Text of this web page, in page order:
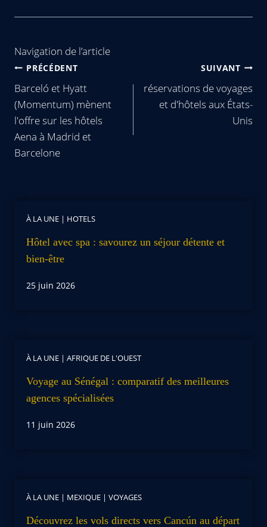
Navigation de l’article
PRÉCÉDENT
Barceló et Hyatt
(Momentum) mènent
l'offre sur les hôtels
Aena à Madrid et
Barcelone
SUIVANT
réservations de voyages
et d'hôtels aux États-
Unis
À LA UNE | HOTELS
Hôtel avec spa : savourez un séjour détente et
bien-être
25 juin 2026
À LA UNE | AFRIQUE DE L'OUEST
Voyage au Sénégal : comparatif des meilleures
agences spécialisées
11 juin 2026
À LA UNE | MEXIQUE | VOYAGES
Découvrez les vols directs vers Cancún au départ